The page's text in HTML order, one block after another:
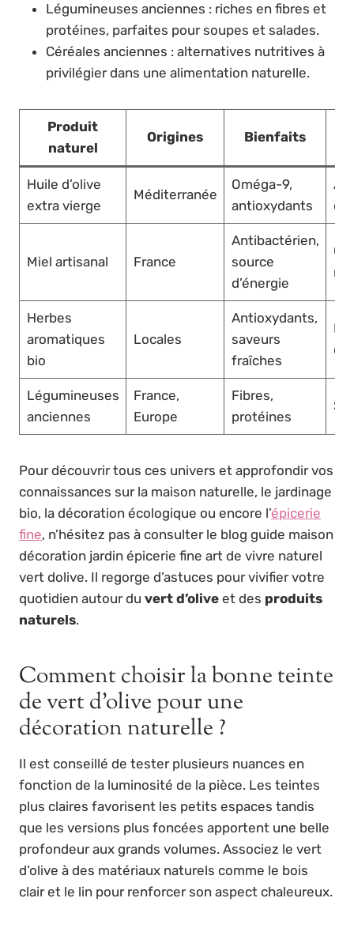
Légumineuses anciennes : riches en fibres et
protéines, parfaites pour soupes et salades.
Céréales anciennes : alternatives nutritives à
privilégier dans une alimentation naturelle.
Produit
naturel
Origines Bienfaits
Huile d’olive
extra vierge
Méditerranée
Oméga-9,
antioxydants
Miel artisanal France
Antibactérien,
source
d’énergie
Herbes
aromatiques
bio
Locales
Antioxydants,
saveurs
fraîches
Légumineuses
anciennes
France,
Europe
Fibres,
protéines
Pour découvrir tous ces univers et approfondir vos
connaissances sur la maison naturelle, le jardinage
bio, la décoration écologique ou encore l’épicerie
fine, n’hésitez pas à consulter le blog guide maison
décoration jardin épicerie fine art de vivre naturel
vert dolive. Il regorge d’astuces pour vivifier votre
quotidien autour du vert d’olive et des produits
naturels.
Comment choisir la bonne teinte
de vert d’olive pour une
décoration naturelle ?
Il est conseillé de tester plusieurs nuances en
fonction de la luminosité de la pièce. Les teintes
plus claires favorisent les petits espaces tandis
que les versions plus foncées apportent une belle
profondeur aux grands volumes. Associez le vert
d’olive à des matériaux naturels comme le bois
clair et le lin pour renforcer son aspect chaleureux.